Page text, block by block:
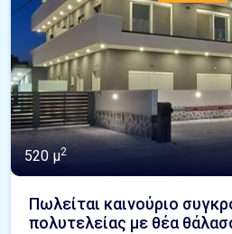
520 μ2
Πωλείται καινούριο
πολυτελείας με θέα